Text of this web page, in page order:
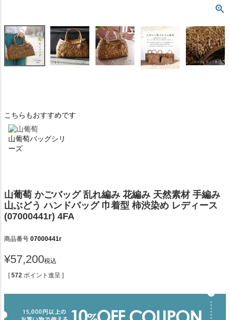
こちらもおすすめです
山葡萄バッグシリ
ーズ
山葡萄 かごバッグ 乱れ編み 花編み 天然素材 手編み
山ぶどう ハンドバッグ 巾着型 柿渋染め レディース
(07000441r) 4FA
商品番号 07000441r
¥57,200税込
[ 572 ポイント進呈 ]